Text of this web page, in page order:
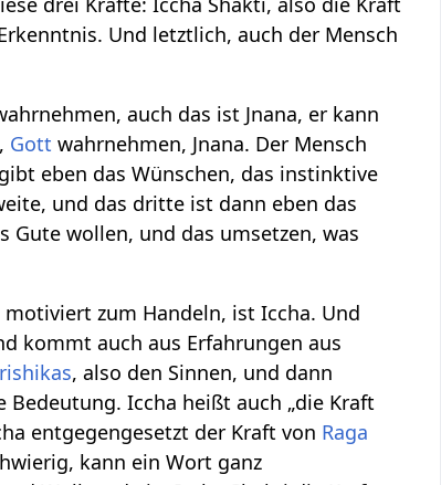
Und letztlich, auch der Mensch
auch das ist Jnana, er kann
Gott wahrnehmen, Jnana. Der Mensch
eben das Wünschen, das instinktive
und das dritte ist dann eben das
Gute wollen, und das umsetzen, was
zum Handeln, ist Iccha. Und
kommt auch aus Erfahrungen aus
, also den Sinnen, und dann
Iccha heißt auch „die Kraft
entgegengesetzt der Kraft von Raga
kann ein Wort ganz